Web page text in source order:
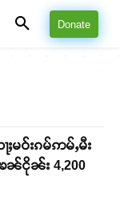
Donate
မဝ်းၵမ်ဢမ်ႇမီး
ၼ်ငိုၼ်း 4,200